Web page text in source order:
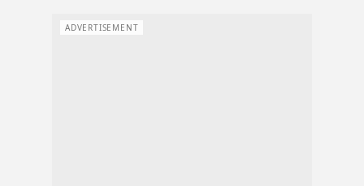
ADVERTISEMENT